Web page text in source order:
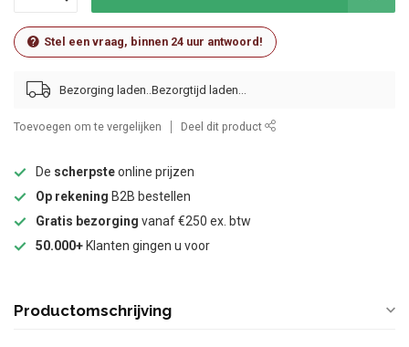
Stel een vraag, binnen 24 uur antwoord!
Bezorging laden..
Toevoegen om te vergelijken Deel dit product
De scherpsteonline prijzen
Op rekening B2B bestellen
Gratis bezorging vanaf €250 ex. btw
50.000+ Klanten gingen u voor
Productomschrijving